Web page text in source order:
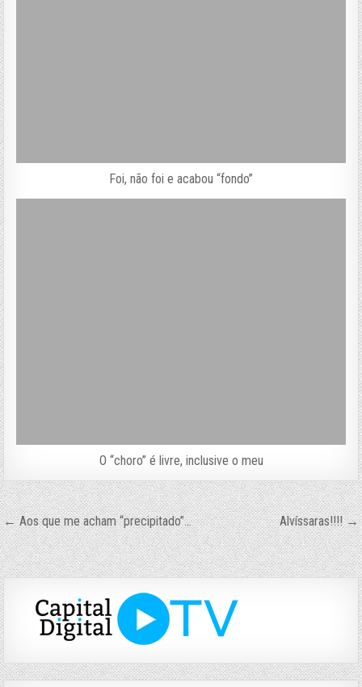
Foi, não foi e acabou “fondo”
O “choro” é livre, inclusive o meu
Navegação
de
Post
← Aos que me acham “precipitado”… Alvíssaras!!!! →